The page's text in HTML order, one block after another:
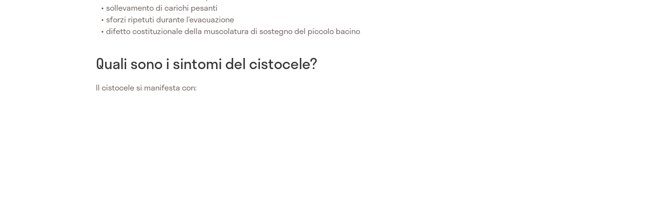
sollevamento di carichi pesanti
sforzi ripetuti durante l’evacuazione
difetto costituzionale della muscolatura di sostegno del piccolo bacino
Quali sono i sintomi del cistocele?
Il cistocele si manifesta con: